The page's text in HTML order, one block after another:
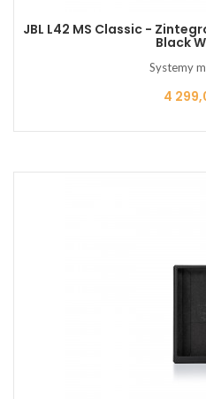
JBL L42 MS Classic -
Black
Systemy
Cena
4